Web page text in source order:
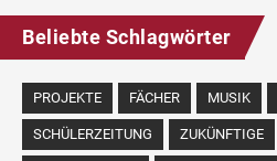
Beliebte Schlagwörter
PROJEKTE FÄCHER MUSIK
SCHÜLERZEITUNG ZUKÜNFTIGE